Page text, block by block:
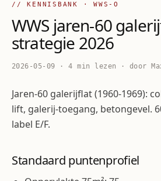
// KENNISBANK · WWS-O
WWS jaren-60
strategie 2026
2026-05-09 · 4 min lezen · door
Jaren-60 galerijflat (1960-1969):
lift, galerij-toegang, betongevel.
label E/F.
Standaard puntenprofiel